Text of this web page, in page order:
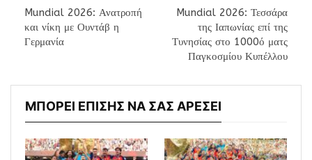
Mundial 2026: Ανατροπή
και νίκη με Ουντάβ η
Γερμανία
Mundial 2026: Τεσσάρα
της Ιαπωνίας επί της
Τυνησίας στο 1000ό ματς
Παγκοσμίου Κυπέλλου
ΜΠΟΡΕΙ ΕΠΙΣΗΣ ΝΑ ΣΑΣ ΑΡΕΣΕΙ